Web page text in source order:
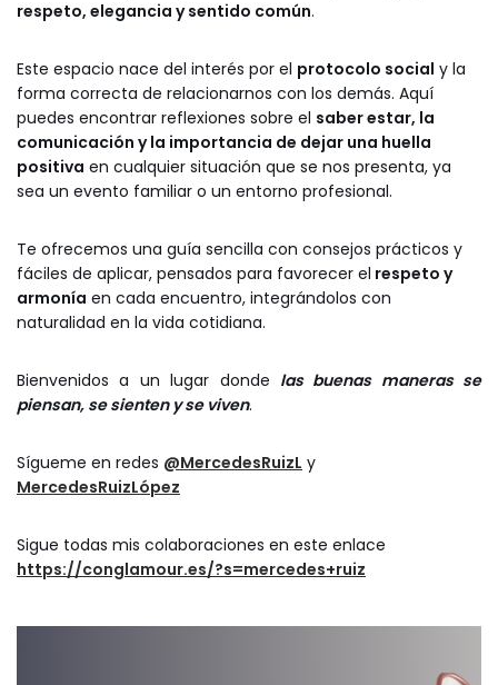
respeto, elegancia y sentido común.
Este espacio nace del interés por el protocolo social y la
forma correcta de relacionarnos con los demás. Aquí
puedes encontrar reflexiones sobre el saber estar, la
comunicación y la importancia de dejar una huella
positiva en cualquier situación que se nos presenta, ya
sea un evento familiar o un entorno profesional.
Te ofrecemos una guía sencilla con consejos prácticos y
fáciles de aplicar, pensados para favorecer el respeto y
armonía en cada encuentro, integrándolos con
naturalidad en la vida cotidiana.
Bienvenidos a un lugar donde las buenas maneras se
piensan, se sienten y se viven.
Sígueme en redes @MercedesRuizL y
MercedesRuizLópez
Sigue todas mis colaboraciones en este enlace
https://conglamour.es/?s=mercedes+ruiz